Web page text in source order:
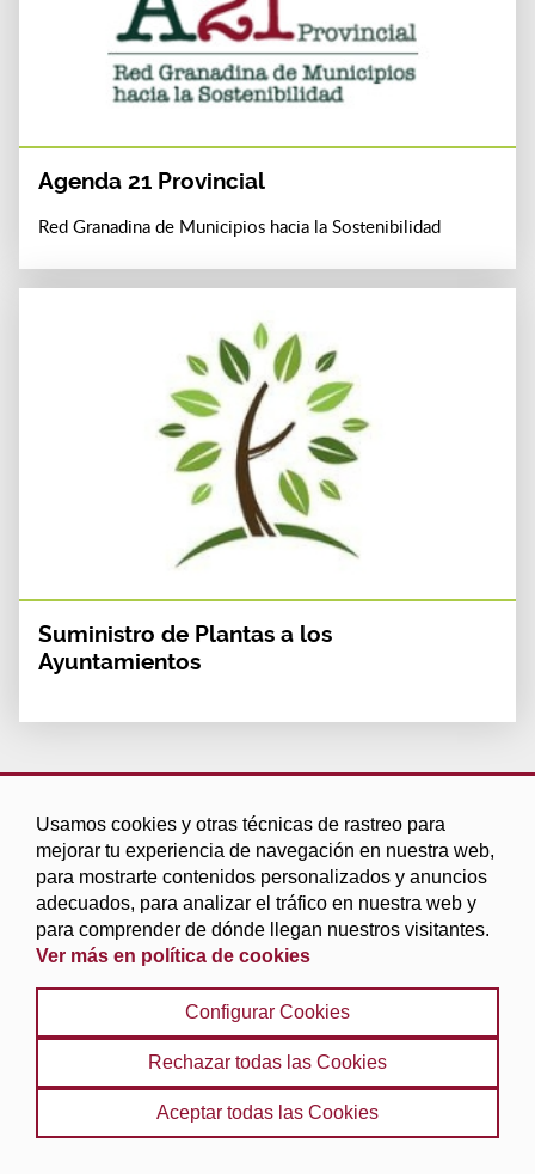
Usamos cookies y otras técnicas de rastreo para
mejorar tu experiencia de navegación en nuestra web,
para mostrarte contenidos personalizados y anuncios
adecuados, para analizar el tráfico en nuestra web y
para comprender de dónde llegan nuestros visitantes.
Ver más en política de cookies
Configurar Cookies
Rechazar todas las Cookies
Aceptar todas las Cookies
Agenda 21 Provincial
Red Granadina de Municipios hacia la Sostenibilidad
Suministro de Plantas a los
Ayuntamientos
C/Periodista Barrios Talavera,1 18014 (Granada)
Teléfono: 958 247 500
Correo: dipgra@dipgra.es